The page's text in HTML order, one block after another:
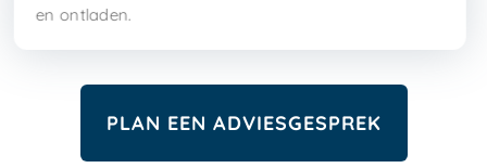
en ontladen.
PLAN EEN ADVIESGESPREK